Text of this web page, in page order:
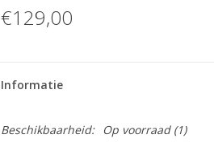
€129,00
Informatie
Beschikbaarheid: Op voorraad(1)